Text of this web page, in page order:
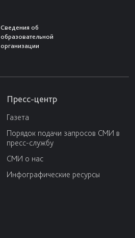
Сведения об
образовательной
организации
Пресс-центр
Газета
Порядок подачи запросов СМИ в
пресс-службу
СМИ о нас
Инфографические ресурсы